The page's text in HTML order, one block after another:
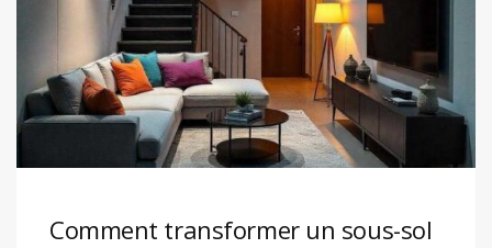
Comment transformer un sous-sol